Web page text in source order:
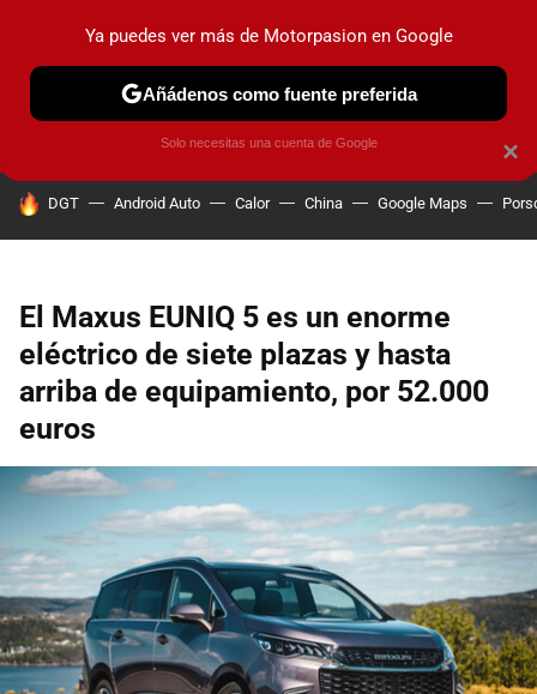
PRUEBAS COCHES ELÉCTRICOS OBSERVATORIO
HOY SE HABLA DE
DGT Android Auto Calor China Google Maps
El Maxus EUNIQ 5 es un enorme
eléctrico de siete plazas y hasta
arriba de equipamiento, por 52.000
euros
×
Ya puedes ver más de Motorpasion en Google
Añádenos como fuente preferida
Solo necesitas una cuenta de Google